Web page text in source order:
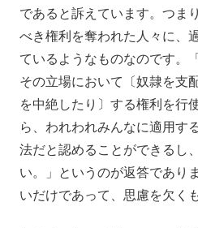
であると訴えています。つま
べき権利を奪われた人々に、
ているようなものなのです。
その立場において〔奴隷を支
を中絶したり〕する権利を行
ら、われわれみんなに適用す
法だと認めることができるし
い。」というのが返答であり
いだけであって、思慮を欠く